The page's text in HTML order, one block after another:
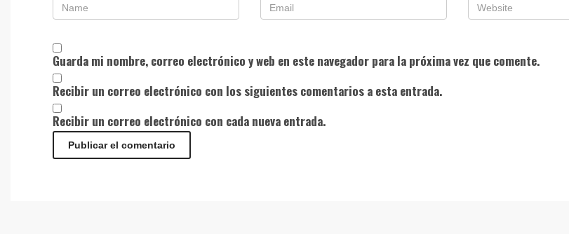
Guarda mi nombre, correo electrónico y web en este navegador para la próxima vez que comente.
Recibir un correo electrónico con los siguientes comentarios a esta entrada.
Recibir un correo electrónico con cada nueva entrada.